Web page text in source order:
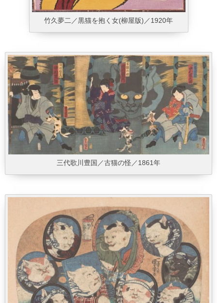
竹久夢二／黒猫を抱く女(柳屋版)／1920年
三代歌川豊国／古猫の怪／1861年